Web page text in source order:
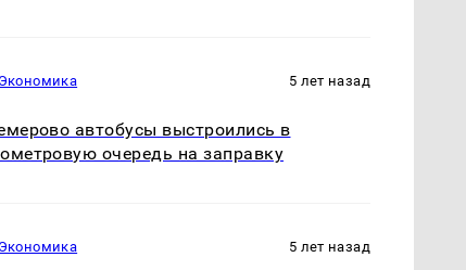
Экономика 5 лет назад
автобусы выстроились в
очередь на заправку
Экономика 5 лет назад